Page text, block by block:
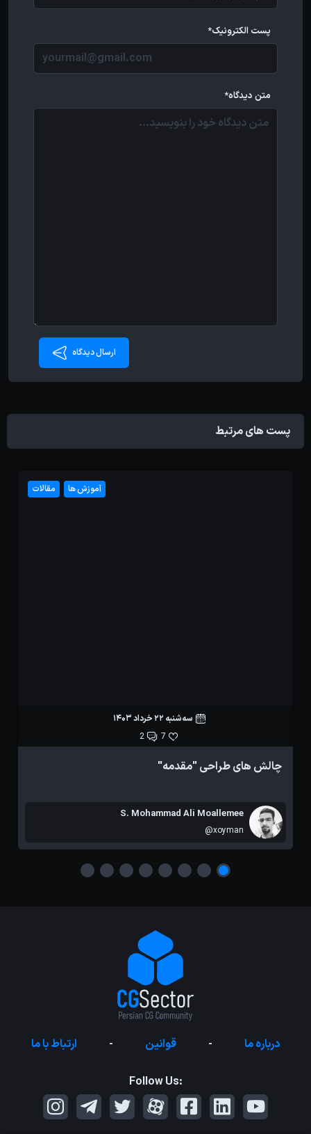
پست الکترونیک*
متن دیدگاه*
ارسال دیدگاه
پست های مرتبط
مقالات آموزش ها
سه‌شنبه 22 خرداد 1403
7
2
چالش های طراحی "مقدمه"
S. Mohammad Ali Moallemee
@xoyman
درباره ما - قوانین - ارتباط با ما
Follow Us: